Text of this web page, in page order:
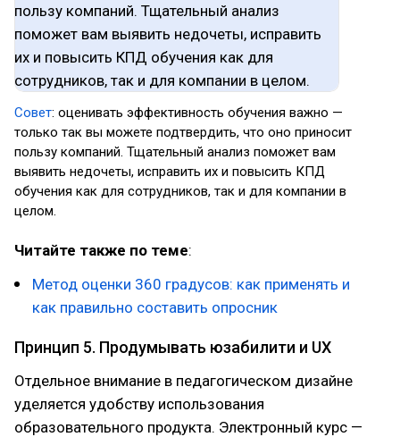
Совет: оценивать эффективность обучения важно —
только так вы можете подтвердить, что оно приносит
пользу компаний. Тщательный анализ поможет вам
выявить недочеты, исправить их и повысить КПД
обучения как для сотрудников, так и для компании в
целом.
Читайте также по теме:
Метод оценки 360 градусов: как применять и
как правильно составить опросник
Принцип 5. Продумывать юзабилити и UX
Отдельное внимание в педагогическом дизайне
уделяется удобству использования
образовательного продукта. Электронный курс —